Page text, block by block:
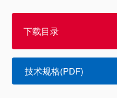
下载目录
技术规格(PDF)